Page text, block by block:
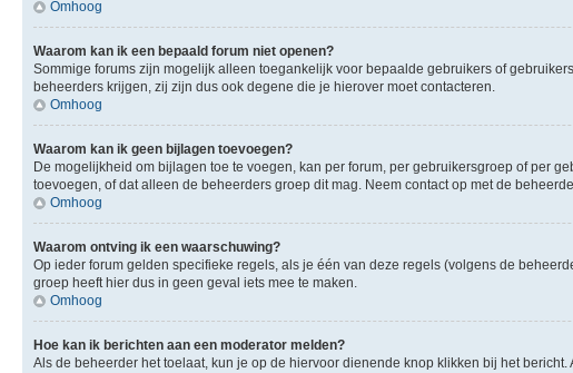
Omhoog
Waarom kan ik een bepaald forum niet openen?
Sommige forums zijn mogelijk alleen toegankelijk voor bepaalde gebruikers of
beheerders krijgen, zij zijn dus ook degene die je hierover moet contacteren.
Omhoog
Waarom kan ik geen bijlagen toevoegen?
De mogelijkheid om bijlagen toe te voegen, kan per forum, per gebruikersgroep of per
toevoegen, of dat alleen de beheerders groep dit mag. Neem contact op met de
Omhoog
Waarom ontving ik een waarschuwing?
Op ieder forum gelden specifieke regels, als je één van deze regels (volgens de
groep heeft hier dus in geen geval iets mee te maken.
Omhoog
Hoe kan ik berichten aan een moderator melden?
Als de beheerder het toelaat, kun je op de hiervoor dienende knop klikken bij het